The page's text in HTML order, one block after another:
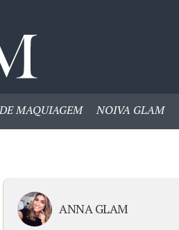
MAQUIAGEM NOIVA GLAM
ANNA GLAM